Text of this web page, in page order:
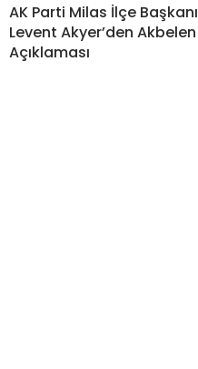
AK Parti Milas İlçe Başkanı
Levent Akyer’den Akbelen
Açıklaması